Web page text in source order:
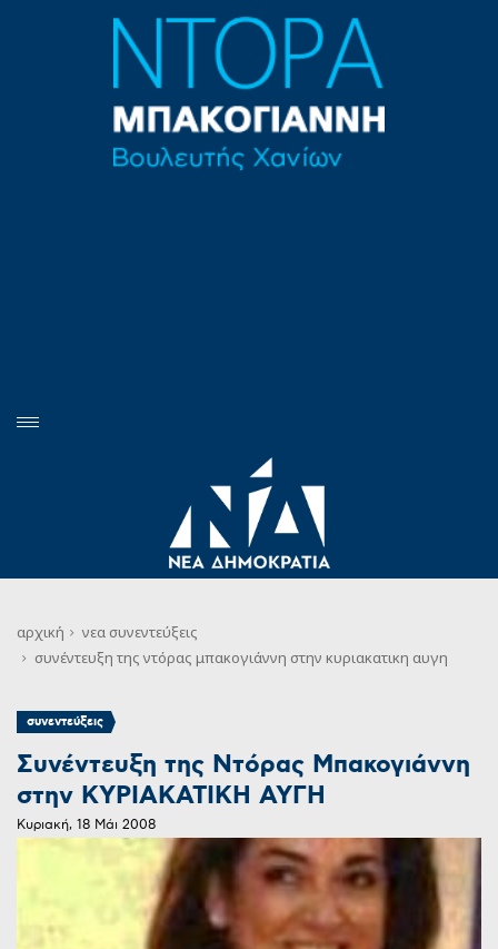
αρχική νεα συνεντεύξεις
συνέντευξη της ντόρας μπακογιάννη στην κυριακατικη αυγη
συνεντεύξεις
Συνέντευξη της Ντόρας Μπακογιάννη
στην ΚΥΡΙΑΚΑΤΙΚΗ ΑΥΓΗ
Κυριακή, 18 Μάι 2008